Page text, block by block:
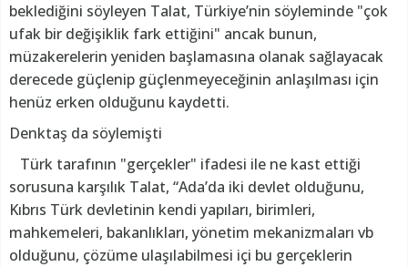
beklediğini söyleyen Talat, Türkiye’nin söyleminde "çok
ufak bir değişiklik fark ettiğini" ancak bunun,
müzakerelerin yeniden başlamasına olanak sağlayacak
derecede güçlenip güçlenmeyeceğinin anlaşılması için
henüz erken olduğunu kaydetti.
Denktaş da söylemişti
Türk tarafının "gerçekler" ifadesi ile ne kast ettiği
sorusuna karşılık Talat, “Ada’da iki devlet olduğunu,
Kıbrıs Türk devletinin kendi yapıları, birimleri,
mahkemeleri, bakanlıkları, yönetim mekanizmaları vb
olduğunu, çözüme ulaşılabilmesi içi bu gerçeklerin